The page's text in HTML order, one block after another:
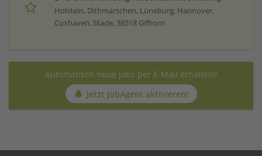
Holstein, Dithmarschen, Lüneburg, Hannover,
Cuxhaven, Stade, 38518 Gifhorn
Automatisch neue Jobs per E-Mail erhalten?
Jetzt JobAgent aktivieren!